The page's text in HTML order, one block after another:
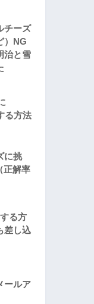
チーズ
）NG
治と雪
る方法
に挑
正解率
る方
差し込
ールア